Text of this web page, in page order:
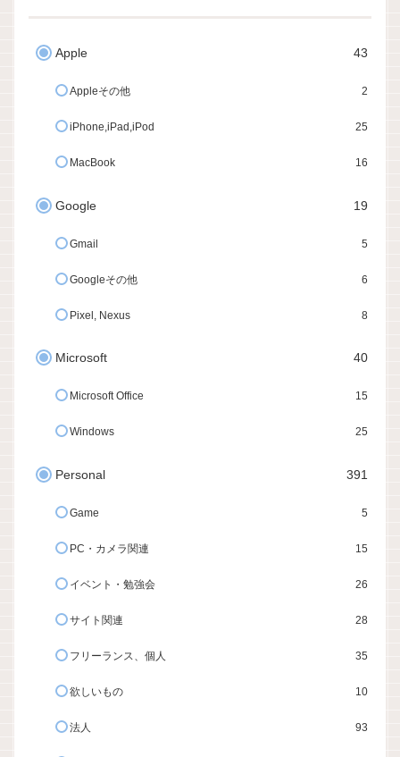
Apple 43
Appleその他 2
iPhone,iPad,iPod 25
MacBook 16
Google 19
Gmail 5
Googleその他 6
Pixel, Nexus 8
Microsoft 40
Microsoft Office 15
Windows 25
Personal 391
Game 5
PC・カメラ関連 15
イベント・勉強会 26
サイト関連 28
フリーランス、個人 35
欲しいもの 10
法人 93